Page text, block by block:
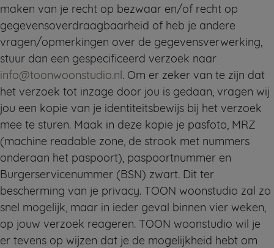
maken van je recht op bezwaar en/of recht op
gegevensoverdraagbaarheid of heb je andere
vragen/opmerkingen over de gegevensverwerking,
stuur dan een gespecificeerd verzoek naar
info@toonwoonstudio.nl. Om er zeker van te zijn dat
het verzoek tot inzage door jou is gedaan, vragen wij
jou een kopie van je identiteitsbewijs bij het verzoek
mee te sturen. Maak in deze kopie je pasfoto, MRZ
(machine readable zone, de strook met nummers
onderaan het paspoort), paspoortnummer en
Burgerservicenummer (BSN) zwart. Dit ter
bescherming van je privacy. TOON woonstudio zal zo
snel mogelijk, maar in ieder geval binnen vier weken,
op jouw verzoek reageren. TOON woonstudio wil je
er tevens op wijzen dat je de mogelijkheid hebt om